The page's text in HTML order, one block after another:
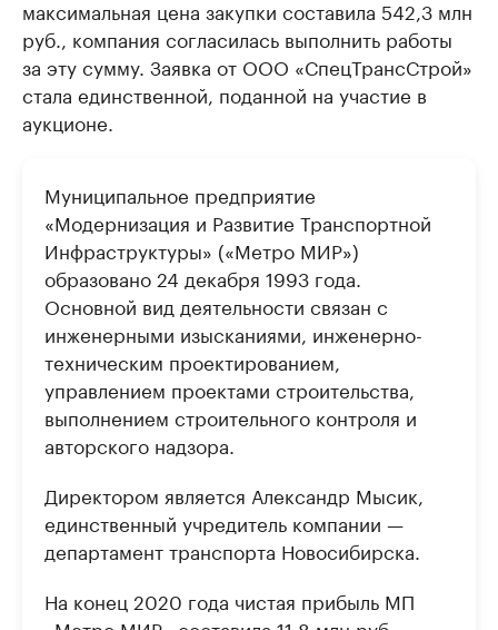
максимальная цена закупки составила 542,3 млн
руб., компания согласилась выполнить работы
за эту сумму. Заявка от ООО «СпецТрансСтрой»
стала единственной, поданной на участие в
аукционе.
Муниципальное предприятие
«Модернизация и Развитие Транспортной
Инфраструктуры» («Метро МИР»)
образовано 24 декабря 1993 года.
Основной вид деятельности связан с
инженерными изысканиями, инженерно-
техническим проектированием,
управлением проектами строительства,
выполнением строительного контроля и
авторского надзора.
Директором является Александр Мысик,
единственный учредитель компании —
департамент транспорта Новосибирска.
На конец 2020 года чистая прибыль МП